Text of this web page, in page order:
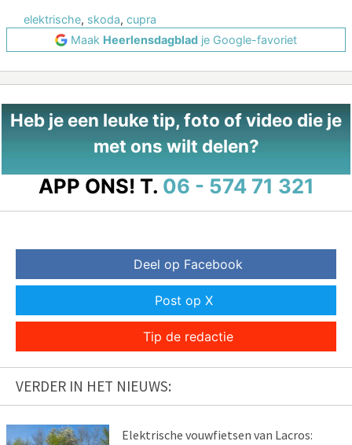
elektrische, skoda, cupra
Maak Heerlensdagblad je Google-favoriet
Heb je een leuke tip, foto of video die je
met ons wilt delen?
APP ONS! T. 06 - 574 71 321
Deel op Facebook
Post op X
Tip de redactie
VERDER IN HET NIEUWS:
Elektrische vouwfietsen van Lacros: